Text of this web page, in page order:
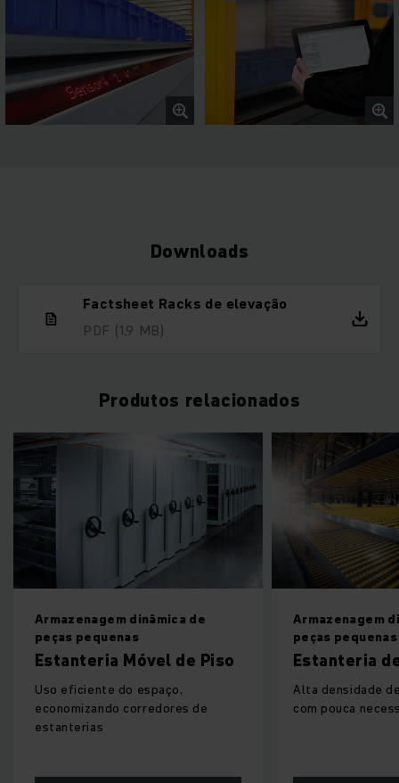
Downloads
Factsheet Racks de elevação
PDF (1,9 MB)
Produtos relacionados
Armazenagem dinâmica de
peças pequenas
Estanteria Móvel de Piso
Uso eficiente do espaço,
economizando corredores de
estanterias
Armazenagem
peças pequenas
Estanteria de
Alta densidade de
com pouca